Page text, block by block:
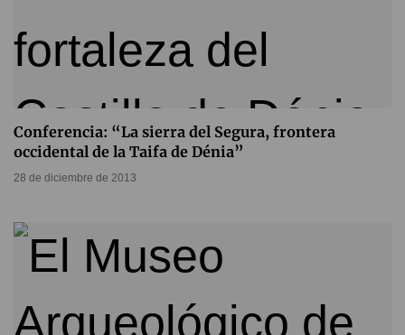
Conferencia: “La sierra del Segura, frontera
occidental de la Taifa de Dénia”
28 de diciembre de 2013